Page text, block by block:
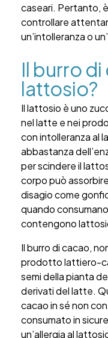
caseari. Pertanto,
controllare
un’intolleranza o
Il burro
lattosio?
Il lattosio è uno
nel latte e nei
con intolleranza al
abbastanza
per scindere il
corpo può
disagio come
quando
contengono
Il burro di cacao,
prodotto lattiero-
semi della pianta
derivati del latte.
cacao in sé non
consumato in
un’allergia al